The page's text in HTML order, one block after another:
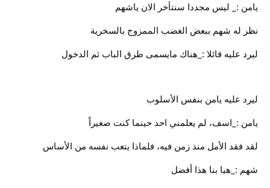
يامن :_ ليس مجددا سنتأخر الان ياشهم
نظر له شهم ببعض الغضب الممزوج بالسخرية
ليرد عليه قائلا :_هناك مايسمى طرق الباب ثم الدخول
ليرد عليه يامن بنفس الأسلوب
يامن :_اسف، لم يعلمني احد حينما كنت صغيراً
لقد فقد الأمل منذ زمن فيه، فلماذا يتعب نفسه من الأساس
شهم :_هيا بنا هذا أفضل